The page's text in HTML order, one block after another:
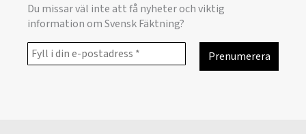
Du missar väl inte att få nyheter och viktig
information om Svensk Fäktning?